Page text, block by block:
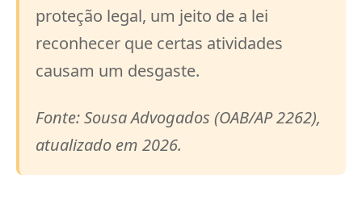
proteção legal, um jeito de a lei
reconhecer que certas atividades
causam um desgaste.
Fonte: Sousa Advogados (OAB/AP 2262),
atualizado em 2026.